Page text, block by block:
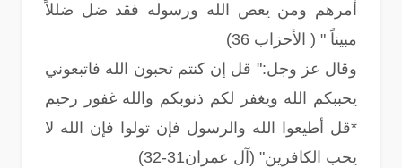
أمرهم ومن يعص الله ورسوله فقد ضل ضللاً
مبيناً " ( الأحزاب 36)
وقال عز وجل:" قل إن كنتم تحبون الله فاتبعوني
يحببكم الله ويغفر لكم ذنوبكم والله غفور رحيم
*قل أطيعوا الله والرسول فإن تولوا فإن الله لا
يحب الكافرين" (آل عمران31-32)